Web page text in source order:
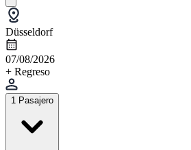
Düsseldorf
07/08/2026
+ Regreso
1 Pasajero